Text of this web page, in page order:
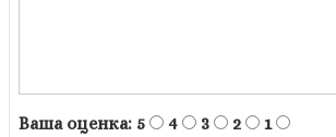
Ваша оценка: 5 4 3 2 1